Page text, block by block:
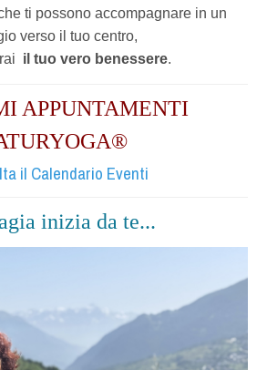
ti possono accompagnare in un
verso il tuo centro,
il tuo vero benessere.
APPUNTAMENTI
il Calendario Eventi
inizia da te...